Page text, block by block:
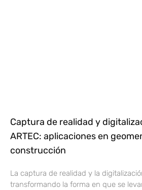
Captura de realidad y
ARTEC: aplicaciones en
construcción
La captura de realidad y la
transformando la forma en que se